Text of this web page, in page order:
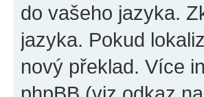
do vašeho jazyka.
jazyka. Pokud
nový překlad. Více